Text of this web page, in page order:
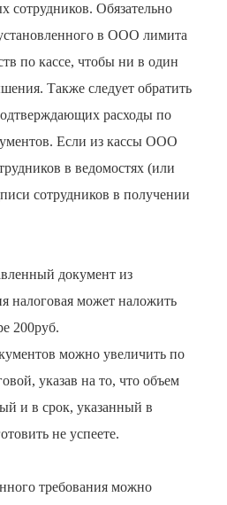
сотрудников. Обязательно
в ООО лимита
по кассе, чтобы ни в один
Также следует обратить
расходы по
Если из кассы ООО
в ведомостях (или
сотрудников в получении
документ из
налоговая может наложить
200руб.
можно увеличить по
указав на то, что объем
и в срок, указанный в
не успеете.
требования можно